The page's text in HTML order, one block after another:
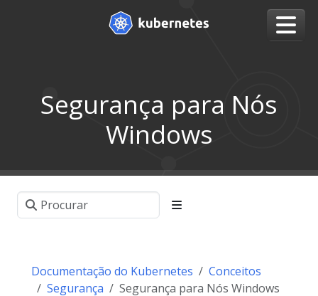
Segurança para Nós
Windows
Documentação do Kubernetes
Conceitos
Segurança
Segurança para Nós Windows